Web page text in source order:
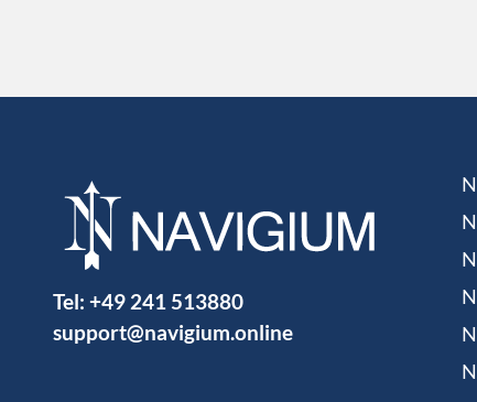
Tel: +49 241 513880
support@navigium.online